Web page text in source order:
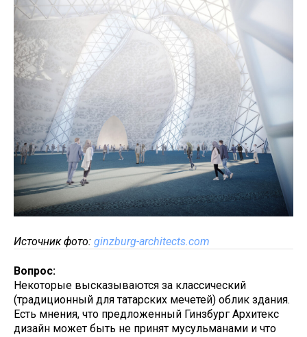
Источник фото: ginzburg-architects.com
Вопрос:
Некоторые высказываются за классический
(традиционный для татарских мечетей) облик здания.
Есть мнения, что предложенный Гинзбург Архитекс
дизайн может быть не принят мусульманами и что